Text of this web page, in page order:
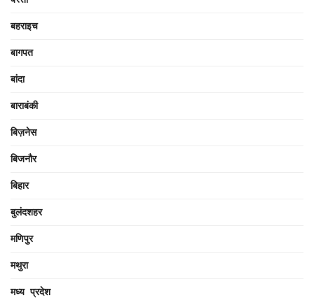
बहराइच
बागपत
बांदा
बाराबंकी
बिज़नेस
बिजनौर
बिहार
बुलंदशहर
मणिपुर
मथुरा
मध्य प्रदेश